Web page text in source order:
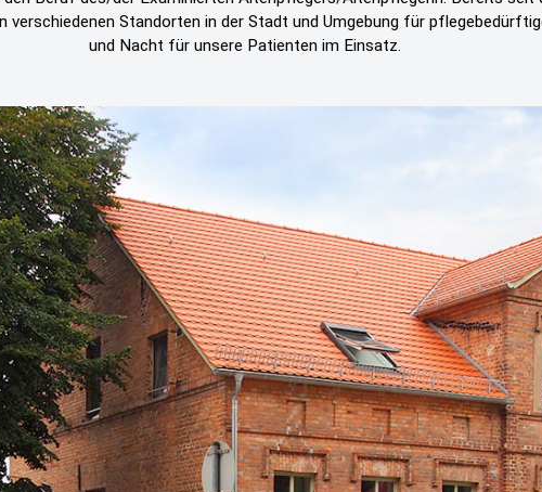
verschiedenen Standorten in der Stadt und Umgebung für
und Nacht für unsere Patienten im Einsatz.
Berichte und Informationen finden Sie auf Facebook und
Folgen Sie einfach dem Links!!
Hauskrankenpflege